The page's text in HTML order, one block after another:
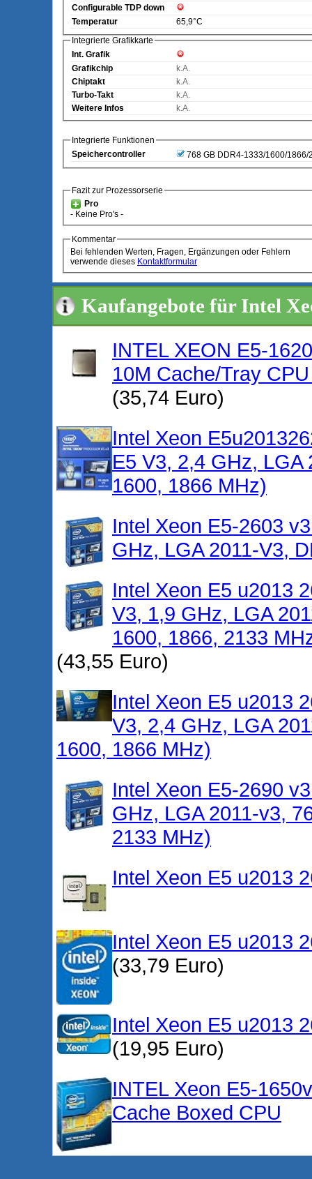
Configurable TDP down
Temperatur
65,9°C
Integrierte Grafikkarte
Int. Grafik
Grafikchip
k.A.
Chiptakt
k.A.
Turbo-Takt
k.A.
Weitere Infos
k.A.
Integrierte Funktionen
Speichercontroller
768 GB DDR4-1333/1600/1866/
Fazit zur Prozessorserie
Pro
- Keine Pro's -
Kommentar
Bei fehlenden Werten, Fragen, Ergänzungen oder Fehlern
verwende dieses Kontaktformular
Kaufangebote für Intel
INTEL XEON E5-
10M Cache/Tray
(35,74 Euro)
Intel Xeon
E5 V3, 2,4 GHz,
1600, 1866 MHz)
Intel Xeon E5-2603
GHz, LGA 2011-V3,
Intel Xeon E5 u2013
V3, 1,9 GHz, LGA
1600, 1866, 2133
(43,55 Euro)
Intel Xeon E5 u2013
V3, 2,4 GHz, LGA
1600, 1866 MHz)
Intel Xeon E5-2690
GHz, LGA 2011-v3,
2133 MHz)
Intel Xeon E5 u2013
Intel Xeon E5 u2013
(33,79 Euro)
Intel Xeon E5 u2013
(19,95 Euro)
INTEL Xeon E5-
Cache Boxed CPU